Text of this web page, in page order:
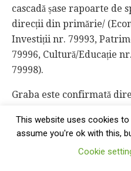
cascadă șase rapoarte
direcții din primărie/
Investiții nr. 79993,
79996, Cultură/Educație
79998).
Graba este confirmată
neterminate în textul
aprobă fișele obiectivelor
anexelor nr. 6”, fără ca
This website uses cookies to
assume you're ok with this,
Cookie